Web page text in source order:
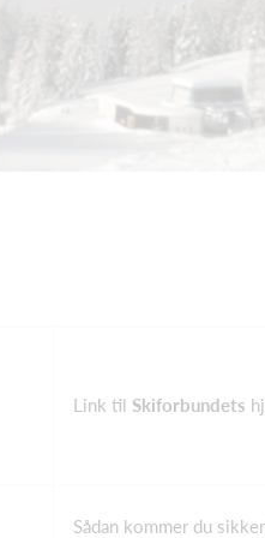
Link til Skiforbundets
Sådan kommer du